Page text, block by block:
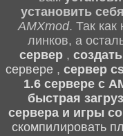
установить
AMXmod. Так как
линков, а
сервер ,
сервере ,сервер
1.6 сервере с
быстрая
сервера и игры
скомпилировать